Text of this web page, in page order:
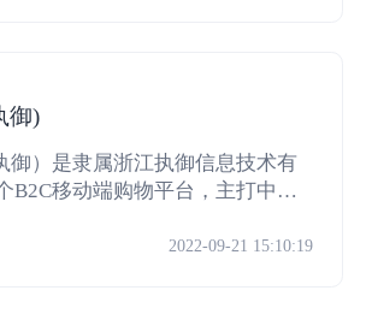
上市前的产品，诸如加工食品
控上市后商品的品质。确保商品
，而且无害于印尼人民健康和社
御)
御）是隶属浙江执御信息技术有
B2C移动端购物平台，主打中东
覆盖了80%的中东地区，中东地
2022-09-21 15:10:19